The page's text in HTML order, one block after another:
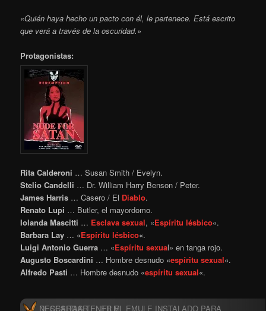
«Quién haya hecho un pacto con él, le pertenece. Está escrito
que verá a través de la oscuridad.»
Protagonistas:
Rita Calderoni … Susan Smith / Evelyn.
Stelio Candelli … Dr. William Harry Benson / Peter.
James Harris … Casero / El Diablo.
Renato Lupi … Butler, el mayordomo.
Iolanda Mascitti … Esclava sexual, «Espíritu lésbico«.
Barbara Lay … «Espíritu lésbico«.
Luigi Antonio Guerra … «Espíritu sexual» en tanga rojo.
Augusto Boscardini … Hombre desnudo «espíritu sexual«.
Alfredo Pasti … Hombre desnudo «espíritu sexual«.